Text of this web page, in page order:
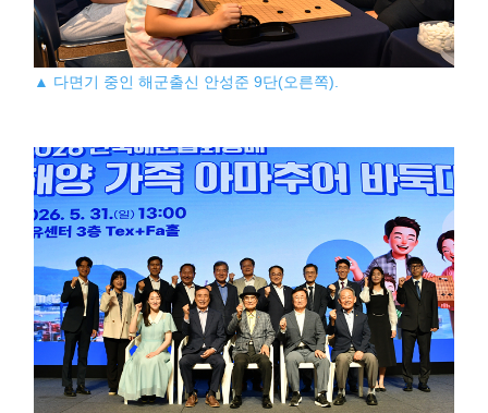
▲ 다면기 중인 해군출신 안성준 9단(오른쪽).